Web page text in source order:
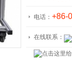
电话： +86-
在线联系：